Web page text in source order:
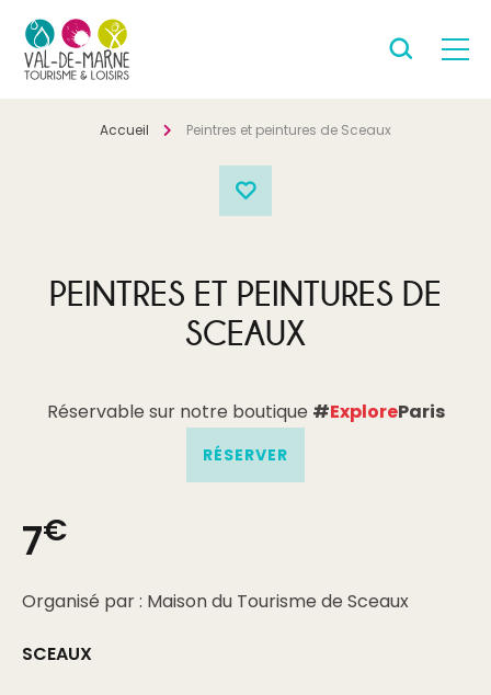
Accueil Peintres et peintures de Sceaux
PEINTRES ET PEINTURES DE
SCEAUX
Réservable sur notre boutique #ExploreParis
RÉSERVER
7€
Organisé par : Maison du Tourisme de Sceaux
SCEAUX